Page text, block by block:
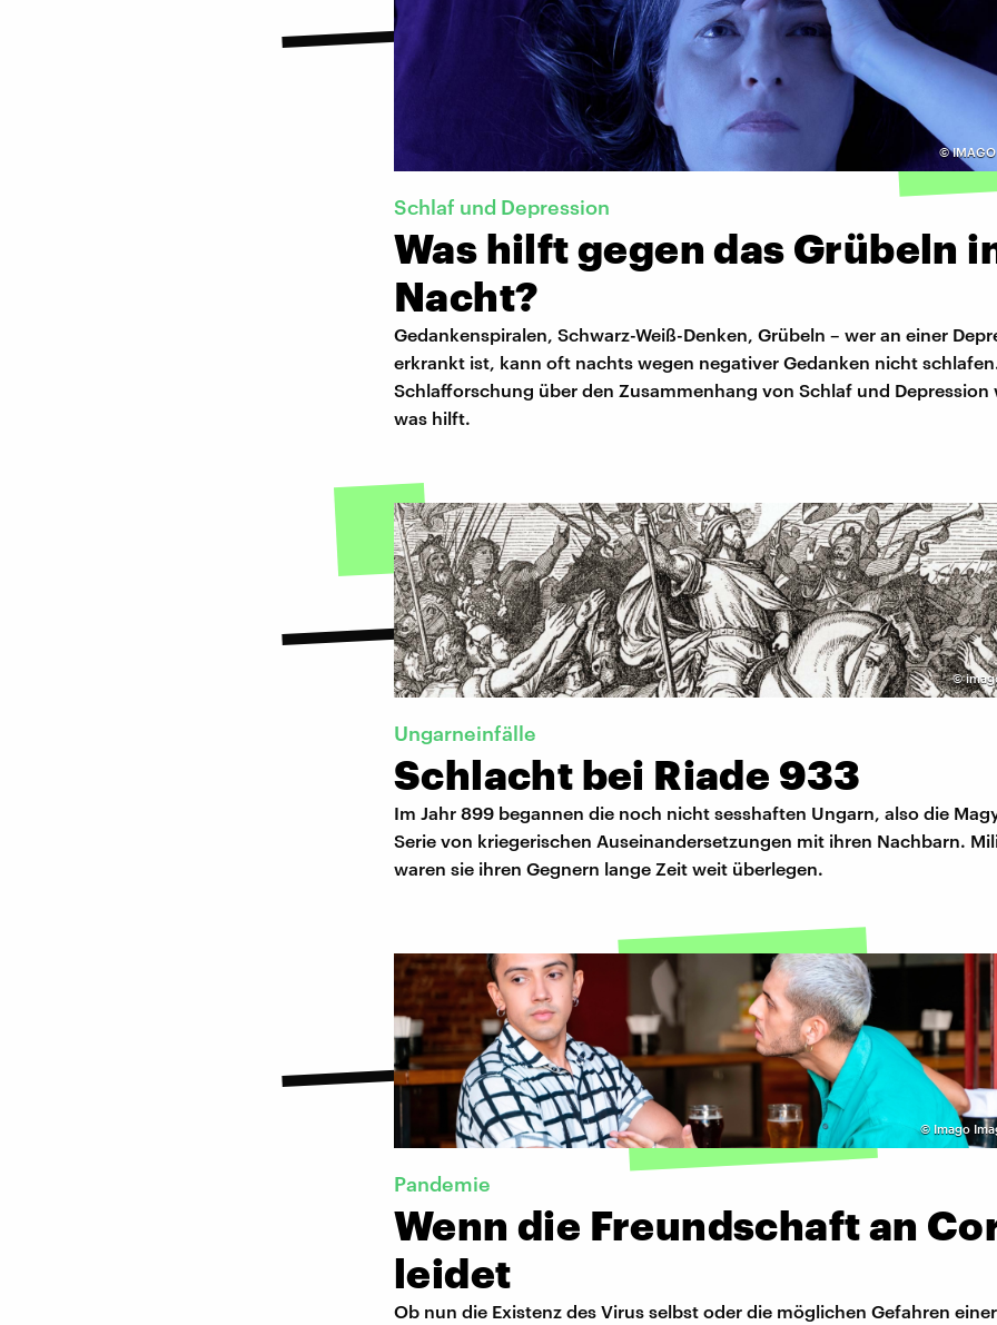
©
Schlaf und Depression
Was hilft gegen das Grübeln
Nacht?
Gedankenspiralen, Schwarz-Weiß-Denken, Grübeln – wer an einer
erkrankt ist, kann oft nachts wegen negativer Gedanken nicht
Schlafforschung über den Zusammenhang von Schlaf und Depression
was hilft.
©
Ungarneinfälle
Schlacht bei Riade 933
Im Jahr 899 begannen die noch nicht sesshaften Ungarn, also die
Serie von kriegerischen Auseinandersetzungen mit ihren Nachbarn.
waren sie ihren Gegnern lange Zeit weit überlegen.
© Imago
Pandemie
Wenn die Freundschaft an
leidet
Ob nun die Existenz des Virus selbst oder die möglichen Gefahren